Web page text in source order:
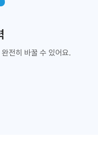
전히 바꿀 수 있어요.